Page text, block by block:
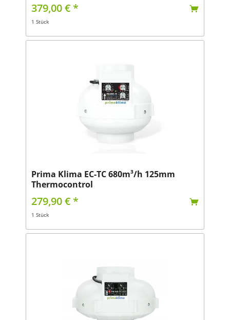
379,00 € *
1 Stück
Prima Klima EC-TC 680m³/h 125mm
Thermocontrol
279,90 € *
1 Stück